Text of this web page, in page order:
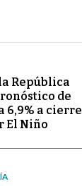
República
de
6,9% a cierre
El Niño